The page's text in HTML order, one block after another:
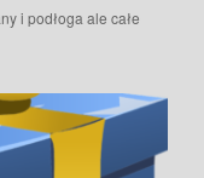
i podłoga ale całe